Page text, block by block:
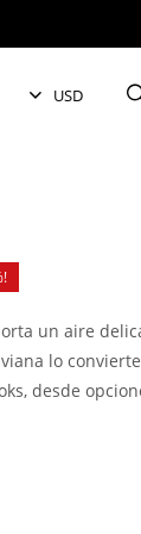
un aire
lo
desde